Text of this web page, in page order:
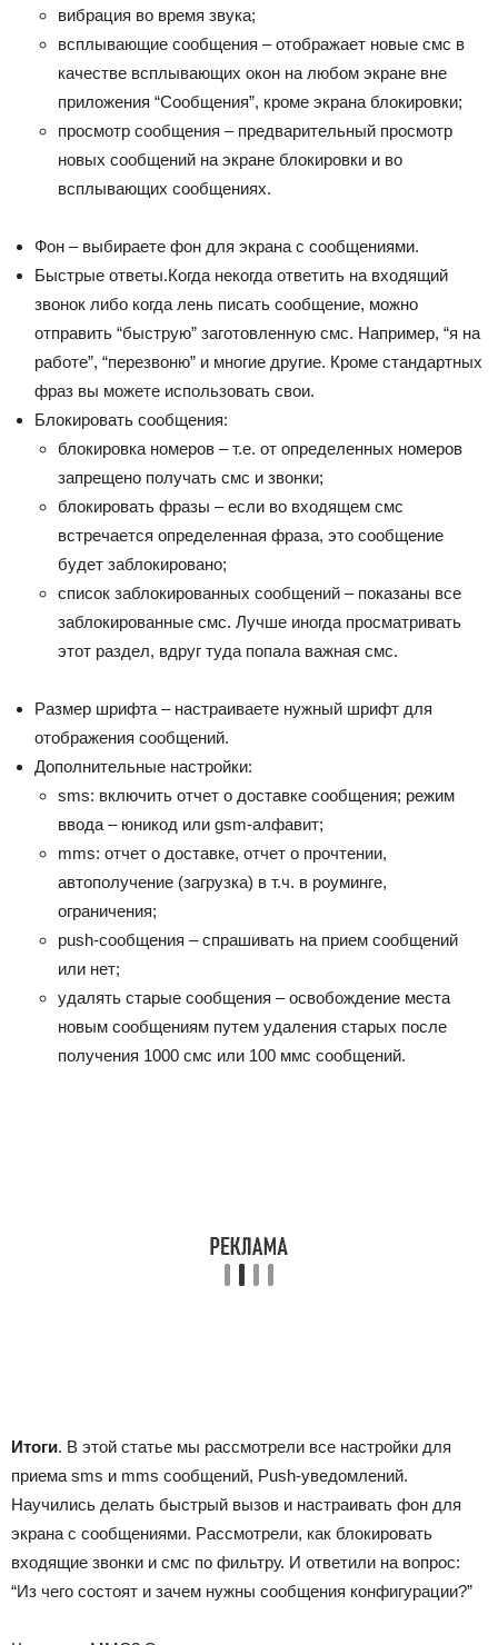
вибрация во время звука;
всплывающие сообщения – отображает новые смс в
качестве всплывающих окон на любом экране вне
приложения “Сообщения”, кроме экрана блокировки;
просмотр сообщения – предварительный просмотр
новых сообщений на экране блокировки и во
всплывающих сообщениях.
Фон – выбираете фон для экрана с сообщениями.
Быстрые ответы.Когда некогда ответить на входящий
звонок либо когда лень писать сообщение, можно
отправить “быструю” заготовленную смс. Например, “я на
работе”, “перезвоню” и многие другие. Кроме стандартных
фраз вы можете использовать свои.
Блокировать сообщения:
блокировка номеров – т.е. от определенных номеров
запрещено получать смс и звонки;
блокировать фразы – если во входящем смс
встречается определенная фраза, это сообщение
будет заблокировано;
список заблокированных сообщений – показаны все
заблокированные смс. Лучше иногда просматривать
этот раздел, вдруг туда попала важная смс.
Размер шрифта – настраиваете нужный шрифт для
отображения сообщений.
Дополнительные настройки:
sms: включить отчет о доставке сообщения; режим
ввода – юникод или gsm-алфавит;
mms: отчет о доставке, отчет о прочтении,
автополучение (загрузка) в т.ч. в роуминге,
ограничения;
push-сообщения – спрашивать на прием сообщений
или нет;
удалять старые сообщения – освобождение места
новым сообщениям путем удаления старых после
получения 1000 смс или 100 ммс сообщений.
Итоги. В этой статье мы рассмотрели все настройки для
приема sms и mms сообщений, Push-уведомлений.
Научились делать быстрый вызов и настраивать фон для
экрана с сообщениями. Рассмотрели, как блокировать
входящие звонки и смс по фильтру. И ответили на вопрос:
“Из чего состоят и зачем нужны сообщения конфигурации?”